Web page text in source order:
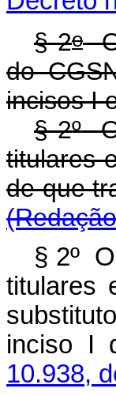
§ 2oO
do
incisos I
§ 2ºO
titulares
de que
§ 2º
titulares
inciso I
10.938,